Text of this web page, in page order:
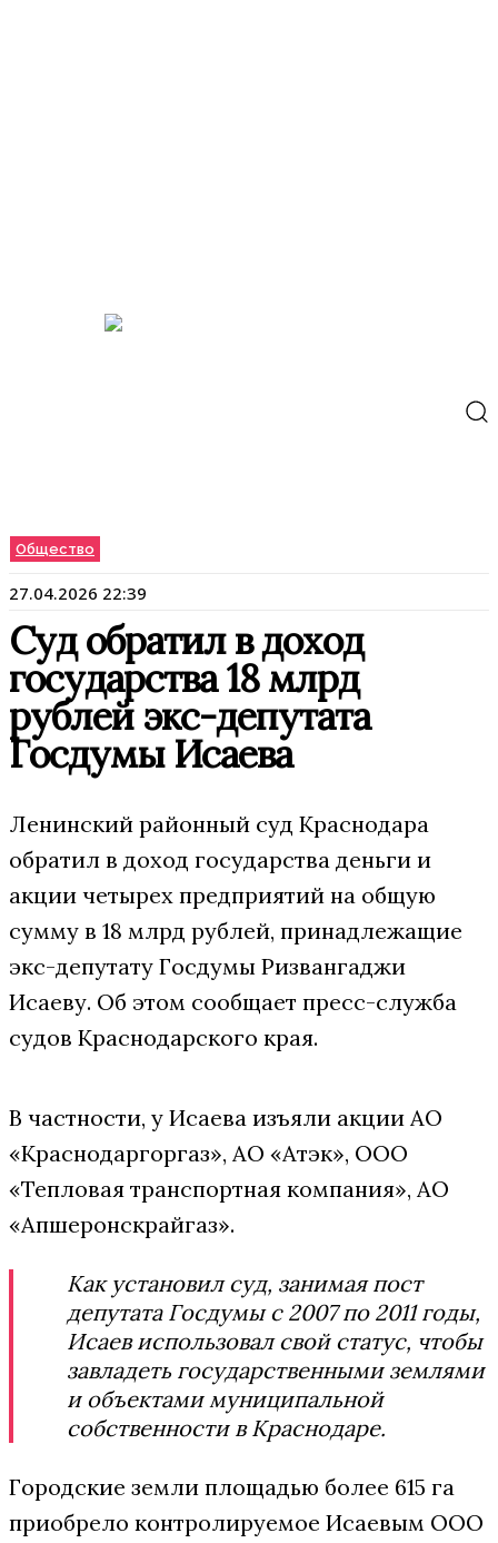
Общество
27.04.2026 22:39
Суд обратил в доход
государства 18 млрд
рублей экс-депутата
Госдумы Исаева
Ленинский районный суд Краснодара
обратил в доход государства деньги и
акции четырех предприятий на общую
сумму в 18 млрд рублей, принадлежащие
экс-депутату Госдумы Ризвангаджи
Исаеву. Об этом сообщает пресс-служба
судов Краснодарского края.
В частности, у Исаева изъяли акции АО
«Краснодаргоргаз», АО «Атэк», ООО
«Тепловая транспортная компания», АО
«Апшеронскрайгаз».
Как установил суд, занимая пост
депутата Госдумы с 2007 по 2011 годы,
Исаев использовал свой статус, чтобы
завладеть государственными землями
и объектами муниципальной
собственности в Краснодаре.
Городские земли площадью более 615 га
приобрело контролируемое Исаевым ООО